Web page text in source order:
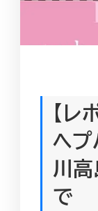
【レ
ヘ
川
で